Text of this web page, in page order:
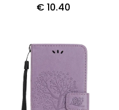
€ 10.40